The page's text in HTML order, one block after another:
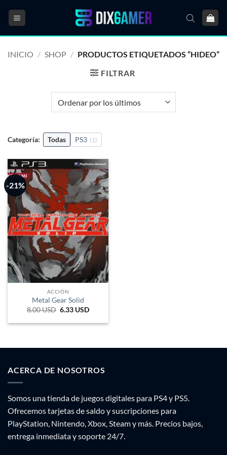
INICIO / SHOP / PRODUCTOS ETIQUETADOS “HIDEO”
FILTRAR
Categoría: Todas PS3 (1)
-21%
ACCIÓN
Metal Gear Solid
8.00USD El
original
6.33 USD
actual
ACERCA DE NOSOTROS
Somos una tienda de juegos digitales para PS4 y PS5.
Ofrecemos tarjetas de saldo y suscripciones para
PlayStation, Nintendo, Xbox, Steam y más. Precios bajos,
entrega inmediata y soporte 24/7.